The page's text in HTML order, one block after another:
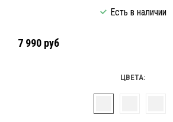
Есть в наличии
7 990 руб
ЦВЕТА: